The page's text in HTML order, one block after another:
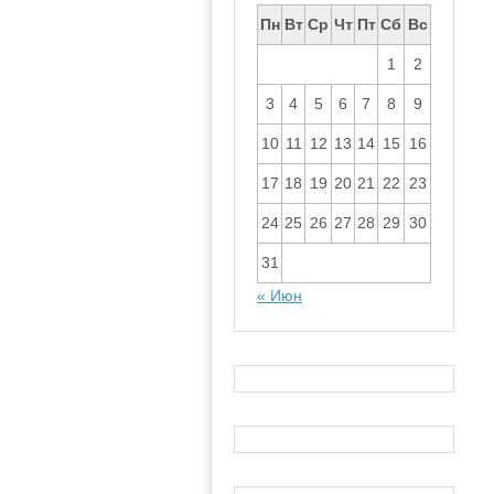
Пн Вт Ср Чт Пт Сб Вс
1 2
3 4 5 6 7 8 9
10 11 12 13 14 15 16
17 18 19 20 21 22 23
24 25 26 27 28 29 30
31
« Июн